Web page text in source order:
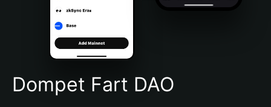
Português (Brasil)
Español (Argentina)
Dompet Fart DAO